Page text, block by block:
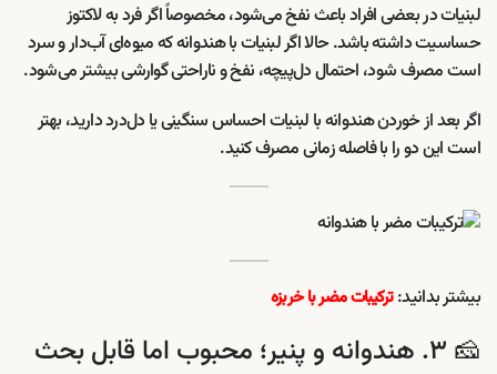
لبنیات در بعضی افراد باعث نفخ می‌شود، مخصوصاً اگر فرد به لاکتوز
حساسیت داشته باشد. حالا اگر لبنیات با هندوانه که میوه‌ای آب‌دار و سرد
است مصرف شود، احتمال دل‌پیچه، نفخ و ناراحتی گوارشی بیشتر می‌شود.
اگر بعد از خوردن هندوانه با لبنیات احساس سنگینی یا دل‌درد دارید، بهتر
است این دو را با فاصله زمانی مصرف کنید.
بیشتر بدانید:ترکیبات مضر با خربزه
🧀 ۳. هندوانه و پنیر؛ محبوب اما قابل بحث